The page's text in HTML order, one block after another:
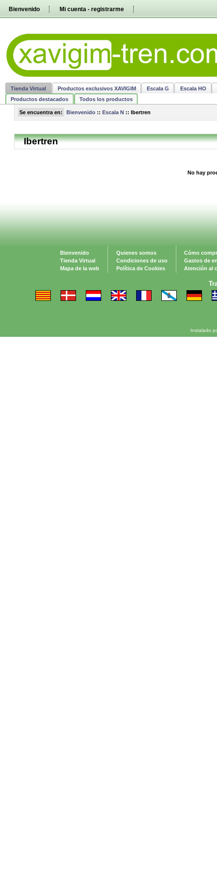
directamente
Bienvenido Mi cuenta - registrarme
Tienda Virtual Productos exclusivos XAVIGIM Escala G Escala HO
Productos destacados
Todos los productos
Se encuentra en: Bienvenido ::Escala N ::Ibertren
Ibertren
No hay
Bienvenido
Tienda Virtual
Mapa de la web
Quienes somos
Condiciones de uso
Política de Cookies
Cómo
Gastos de
Atención al
Instalado